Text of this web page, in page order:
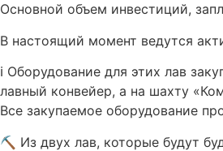
Основной объем инвестиций,
В настоящий момент ведутся
ℹ️ Оборудование для этих лав
лавный конвейер, а на шахту
Все закупаемое оборудование
⛏ Из двух лав, которые будут